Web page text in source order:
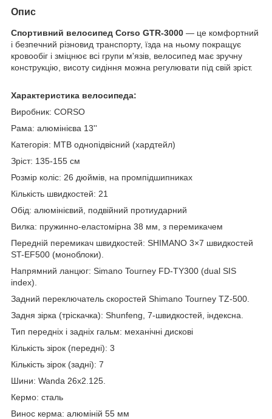
Опис
Спортивний велосипед Corso GTR-3000 — це комфортний
і безпечний різновид транспорту, їзда на ньому покращує
кровообіг і зміцнює всі групи м'язів, велосипед має зручну
конструкцію, висоту сидіння можна регулювати під свій зріст.
Характеристика велосипеда:
Виробник: CORSO
Рама: алюмінієва 13''
Категорія: MTB однопідвісний (хардтейл)
Зріст: 135-155 см
Розмір коліс: 26 дюймів, на промпідшипниках
Кількість швидкостей: 21
Обід: алюмінієвий, подвійний протиударний
Вилка: пружинно-еластомірна 38 мм, з перемикачем
Передній перемикач швидкостей: SHIMANO 3×7 швидкостей
ST-EF500 (моноблоки).
Напрямний ланцюг: Simano Tourney FD-TY300 (dual SIS
index).
Задний переключатель скоростей Shimano Tourney TZ-500.
Задня зірка (тріскачка): Shunfeng, 7-швидкостей, індексна.
Тип передніх і задніх гальм: механічні дискові
Кількість зірок (передні): 3
Кількість зірок (задні): 7
Шини: Wanda 26x2.125.
Кермо: сталь
Винос керма: алюміній 55 мм